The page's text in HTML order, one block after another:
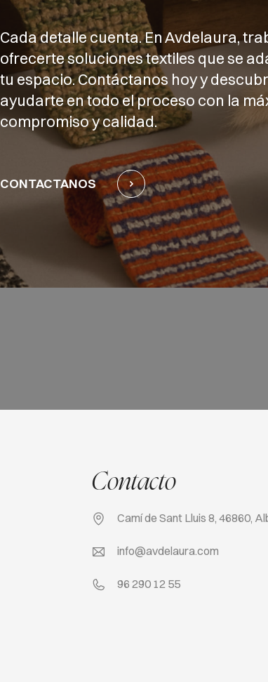
Cada detalle cuenta. En Avdelaura,
ofrecerte soluciones textiles que se
tu espacio. Contáctanos hoy y
ayudarte en todo el proceso con la
compromiso y calidad.
CONTACTANOS
Contacto
Camí de Sant Lluis 8, 46860,
info@avdelaura.com
96 290 12 55